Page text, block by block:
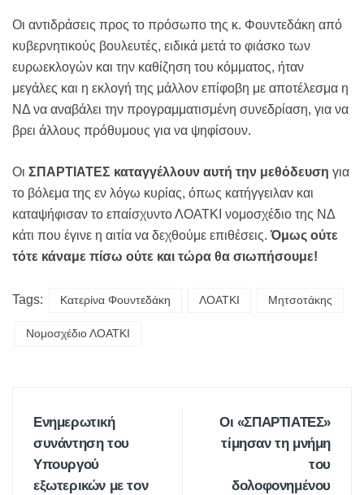
Οι αντιδράσεις προς το πρόσωπο της κ. Φουντεδάκη από
κυβερνητικούς βουλευτές, ειδικά μετά το φιάσκο των
ευρωεκλογών και την καθίζηση του κόμματος, ήταν
μεγάλες και η εκλογή της μάλλον επίφοβη με αποτέλεσμα η
ΝΔ να αναβάλει την προγραμματισμένη συνεδρίαση, για να
βρει άλλους πρόθυμους για να ψηφίσουν.
Οι ΣΠΑΡΤΙΑΤΕΣ καταγγέλλουν αυτή την μεθόδευση για
το βόλεμα της εν λόγω κυρίας, όπως κατήγγειλαν και
καταψήφισαν το επαίσχυντο ΛΟΑΤΚΙ νομοσχέδιο της ΝΔ
κάτι που έγινε η αιτία να δεχθούμε επιθέσεις.Όμως ούτε
τότε κάναμε πίσω ούτε και τώρα θα σιωπήσουμε!
Tags: Κατερίνα Φουντεδάκη ΛΟΑΤΚΙ Μητσοτάκης
Νομοσχέδιο ΛΟΑΤΚΙ
Ενημερωτική
συνάντηση του
Υπουργού
εξωτερικών με τον
Οι «ΣΠΑΡΤΙΑΤΕΣ»
τίμησαν τη μνήμη
του
δολοφονημένου